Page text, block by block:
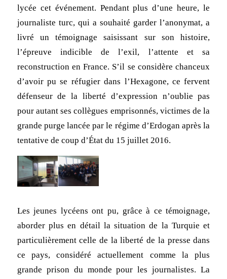
lycée cet événement. Pendant plus d’une heure, le
journaliste turc, qui a souhaité garder l’anonymat, a
livré un témoignage saisissant sur son histoire,
l’épreuve indicible de l’exil, l’attente et sa
reconstruction en France. S’il se considère chanceux
d’avoir pu se réfugier dans l’Hexagone, ce fervent
défenseur de la liberté d’expression n’oublie pas
pour autant ses collègues emprisonnés, victimes de la
grande purge lancée par le régime d’Erdogan après la
tentative de coup d’État du 15 juillet 2016.
Les jeunes lycéens ont pu, grâce à ce témoignage,
aborder plus en détail la situation de la Turquie et
particulièrement celle de la liberté de la presse dans
ce pays, considéré actuellement comme la plus
grande prison du monde pour les journalistes. La